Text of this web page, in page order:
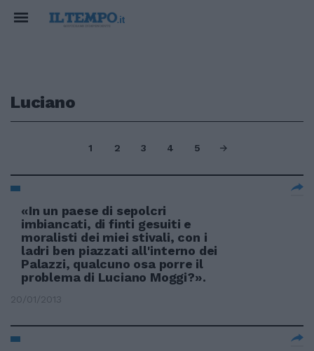
Luciano
1 2 3 4 5
«In un paese di sepolcri
imbiancati, di finti gesuiti e
moralisti dei miei stivali, con i
ladri ben piazzati all'interno dei
Palazzi, qualcuno osa porre il
problema di Luciano Moggi?».
20/01/2013